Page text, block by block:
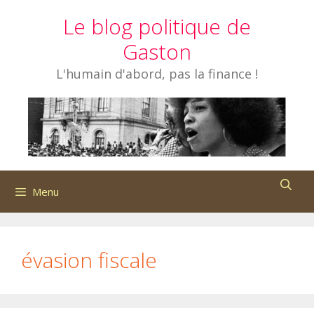
Le blog politique de
Gaston
L'humain d'abord, pas la finance !
Menu
évasion fiscale